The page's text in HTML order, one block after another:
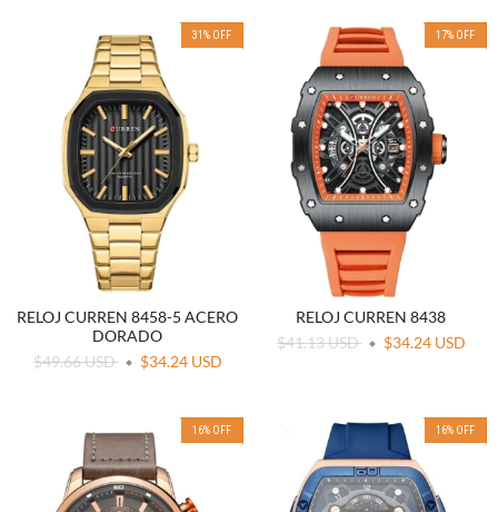
31 % OFF
RELOJ CURREN 8458-5 ACERO
DORADO
$49.66 USD
$34.24 USD
17% OFF
RELOJ CURREN 8438
$41.13 USD
$34.24 USD
16% OFF 16% OFF